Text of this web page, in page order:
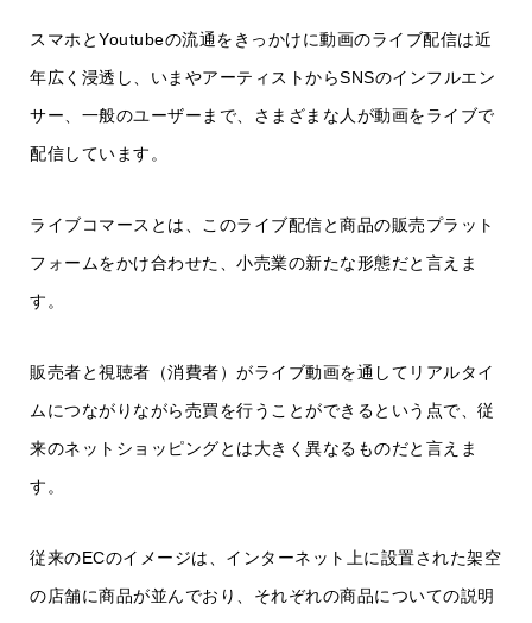
スマホとYoutubeの流通をきっかけに動画のライブ配信は近
年広く浸透し、いまやアーティストからSNSのインフルエン
サー、一般のユーザーまで、さまざまな人が動画をライブで
配信しています。
ライブコマースとは、このライブ配信と商品の販売プラット
フォームをかけ合わせた、小売業の新たな形態だと言えま
す。
販売者と視聴者（消費者）がライブ動画を通してリアルタイ
ムにつながりながら売買を行うことができるという点で、従
来のネットショッピングとは大きく異なるものだと言えま
す。
従来のECのイメージは、インターネット上に設置された架空
の店舗に商品が並んでおり、それぞれの商品についての説明